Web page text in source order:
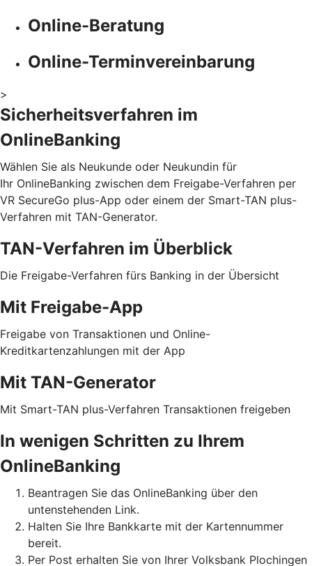
Online-Beratung
Online-Terminvereinbarung
>
Sicherheitsverfahren im
OnlineBanking
Wählen Sie als Neukunde oder Neukundin für
Ihr OnlineBanking zwischen dem Freigabe-Verfahren per
VR SecureGo plus-App oder einem der Smart-TAN plus-
Verfahren mit TAN-Generator.
TAN-Verfahren im Überblick
Die Freigabe-Verfahren fürs Banking in der Übersicht
Mit Freigabe-App
Freigabe von Transaktionen und Online-
Kreditkartenzahlungen mit der App
Mit TAN-Generator
Mit Smart-TAN plus-Verfahren Transaktionen freigeben
In wenigen Schritten zu Ihrem
OnlineBanking
Beantragen Sie das OnlineBanking über den
untenstehenden Link.
Halten Sie Ihre Bankkarte mit der Kartennummer
bereit.
Per Post erhalten Sie von Ihrer Volksbank Plochingen